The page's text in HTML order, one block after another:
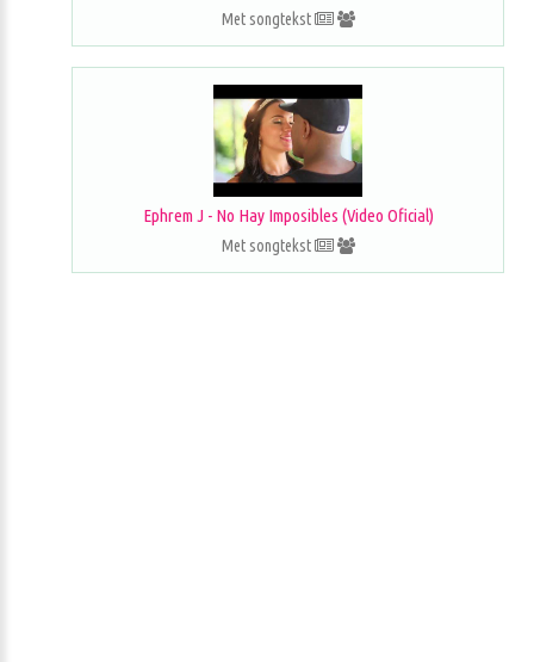
Met songtekst
Ephrem J - No Hay Imposibles (Video Oficial)
Met songtekst